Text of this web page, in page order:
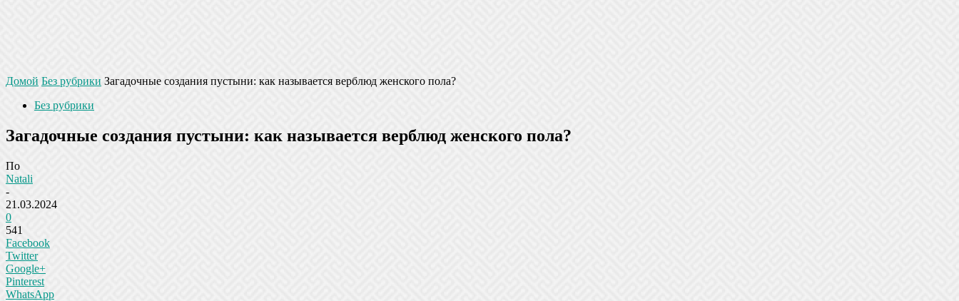
Домой Без рубрики Загадочные создания пустыни: как называется верблюд женского пола?
Без рубрики
Загадочные создания пустыни: как называется верблюд женского пола?
По
Natali
-
21.03.2024
0
541
Facebook
Twitter
Google+
Pinterest
WhatsApp